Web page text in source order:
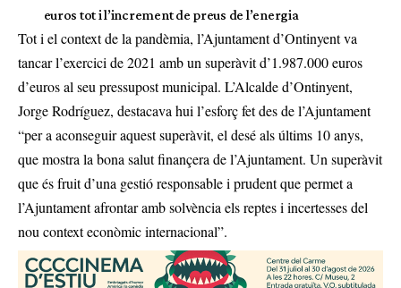
euros tot i l’increment de preus de l’energia
Tot i el context de la pandèmia, l’Ajuntament d’Ontinyent va
tancar l’exercici de 2021 amb un superàvit d’1.987.000 euros
d’euros al seu pressupost municipal. L’Alcalde d’Ontinyent,
Jorge Rodríguez, destacava hui l’esforç fet des de l’Ajuntament
“per a aconseguir aquest superàvit, el desé als últims 10 anys,
que mostra la bona salut finançera de l’Ajuntament. Un superàvit
que és fruit d’una gestió responsable i prudent que permet a
l’Ajuntament afrontar amb solvència els reptes i incertesses del
nou context econòmic internacional”.